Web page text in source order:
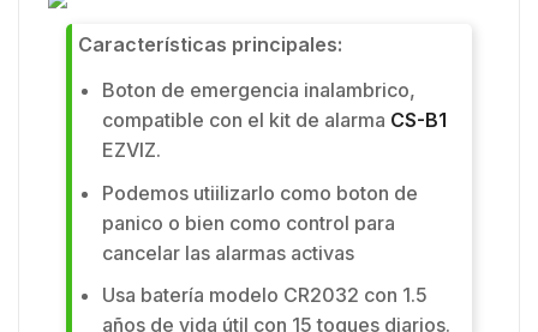
Características principales:
Boton de emergencia inalambrico,
compatible con el kit de alarma CS-B1
EZVIZ.
Podemos utiilizarlo como boton de
panico o bien como control para
cancelar las alarmas activas
Usa batería modelo CR2032 con 1.5
años de vida útil con 15 toques diarios.